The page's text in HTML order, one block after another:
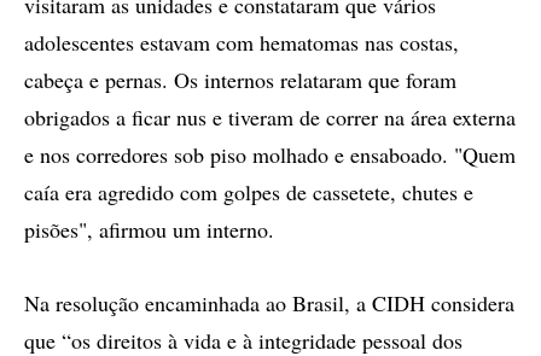
adolescentes estavam com hematomas nas costas,
cabeça e pernas. Os internos relataram que foram
obrigados a ficar nus e tiveram de correr na área externa
e nos corredores sob piso molhado e ensaboado. "Quem
caía era agredido com golpes de cassetete, chutes e
pisões", afirmou um interno.
Na resolução encaminhada ao Brasil, a CIDH considera
que “os direitos à vida e à integridade pessoal dos